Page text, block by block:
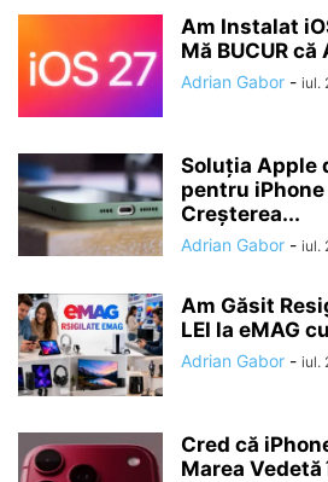
Am Instalat
Mă BUCUR că
Adrian Gabor - iul.
Soluția Apple
pentru iPhone
Creșterea...
Adrian Gabor - iul.
Am Găsit
LEI la eMAG
Adrian Gabor - iul.
Cred că
Marea Vedetă